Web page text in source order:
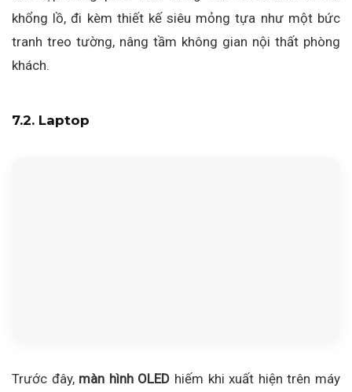
khổng lồ, đi kèm thiết kế siêu mỏng tựa như một bức
tranh treo tường, nâng tầm không gian nội thất phòng
khách.
7.2. Laptop
Trước đây,màn hình OLED hiếm khi xuất hiện trên máy